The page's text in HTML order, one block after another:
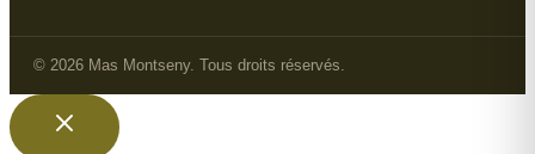
© 2026 Mas Montseny. Tous droits réservés.